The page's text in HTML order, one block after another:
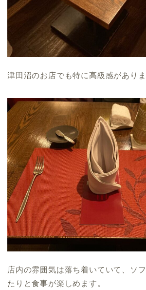
津田沼のお店でも特に高級感がありま
店内の雰囲気は落ち着いていて、ソ
たりと食事が楽しめます。